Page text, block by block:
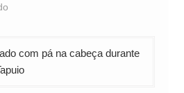
com pá na cabeça durante